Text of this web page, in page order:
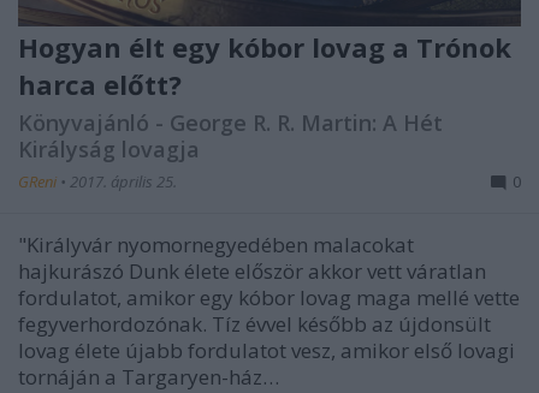
Hogyan élt egy kóbor lovag a Trónok
harca előtt?
Könyvajánló - George R. R. Martin: A Hét
Királyság lovagja
GReni • 2017. április 25. 0
"Királyvár nyomornegyedében malacokat
hajkurászó Dunk élete először akkor vett váratlan
fordulatot, amikor egy kóbor lovag maga mellé vette
fegyverhordozónak. Tíz évvel később az újdonsült
lovag élete újabb fordulatot vesz, amikor első lovagi
tornáján a Targaryen-ház…